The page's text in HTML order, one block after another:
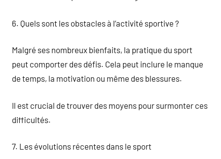
6. Quels sont les obstacles à l’activité sportive ?
Malgré ses nombreux bienfaits, la pratique du sport
peut comporter des défis. Cela peut inclure le manque
de temps, la motivation ou même des blessures.
Il est crucial de trouver des moyens pour surmonter ces
difficultés.
7. Les évolutions récentes dans le sport